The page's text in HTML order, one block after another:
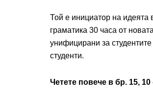
Той е инициатор на идеята
граматика 30 часа от
унифицирани за
студенти.
Четете повече в бр. 15, 10